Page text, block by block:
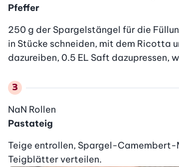
Pfeffer
250 g der Spargelstängel für die
in Stücke schneiden, mit dem Ricotta
dazureiben, 0.5 EL Saft dazupressen,
Pastateig
NaN Rollen
Teige entrollen, Spargel-Camembert-
Teigblätter verteilen.